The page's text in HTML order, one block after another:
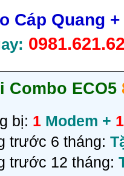
Cáp Quang
Combo ECO5
bị: 1 Modem + 1
trước 6 tháng:
trước 12 tháng: